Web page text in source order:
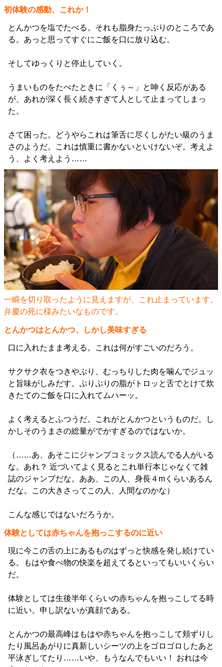
初体験の感動、これか！
とんかつを塩でたべる。それも脂身たっぷりのところであ
る。あっと思ってすぐにご飯を口に放り込む。
そしてゆっくりと停止していく。
うまいものをたべたときに「くぅ～」と呻く反応がある
が、あれが深く長く続きすぎて人として止まってしまっ
た。
さて困った。どうやらこれは筆舌に尽くしがたい級のうま
さのようだ。これは慎重に書かないといけないぞ。考えよ
う、よく考えよう……
一瞬を切り取ったように見えますが、これ止まっています。
弁慶の死に様みたいなものです。
とんかつはとんかつ、しかし美味すぎる
口に入れたまま考える。これは何がすごいのだろう。
サクサク衣をつきやぶり、むっちりした肉を噛んでジュッ
と旨味がしみだす。ぷりぷりの脂がトロッと舌でとけて炊
きたてのご飯を口に入れてムハーッ。
よく考えるとふつうだ。これがとんかつというものだ。し
かしそのうまさの総量がでかすぎるのではないか。
（……あ、あそこにジャンプコミックス読んでる人がいる
な。あれ？ 近づいてよく見るとこれ単行本じゃなくて雑
誌のジャンプだな。ああ、この人、身長４mくらいあるん
だな。この大きさってこの人、人間なのかな）
こんな感じではないだろうか。
体験としては赤ちゃんを抱っこするのに近い
現に今この舌の上にあるものはずっと快感を発し続けてい
る。もはや食べ物の快楽を超えてるといってもいいくらい
だ。
体験としては生後半年くらいの赤ちゃんを抱っこしてる時
に近い。申し訳ないが真顔である。
とんかつの最高峰はもはや赤ちゃんを抱っこして頬ずりし
たり風呂あがりに真新しいシーツの上をゴロゴロしたあと
平泳ぎしてたり……いや、もうなんでもいい！ おれは今